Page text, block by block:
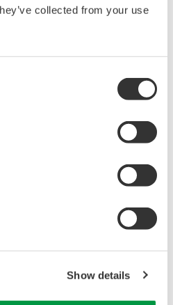
collected from your use
Show details
通道
用于电子工程的设计和开发过
场的4CH MSO示波器
新的8CH MSO示波器DLM5000
电子和工业驱动等电路设计的众
首选工具。